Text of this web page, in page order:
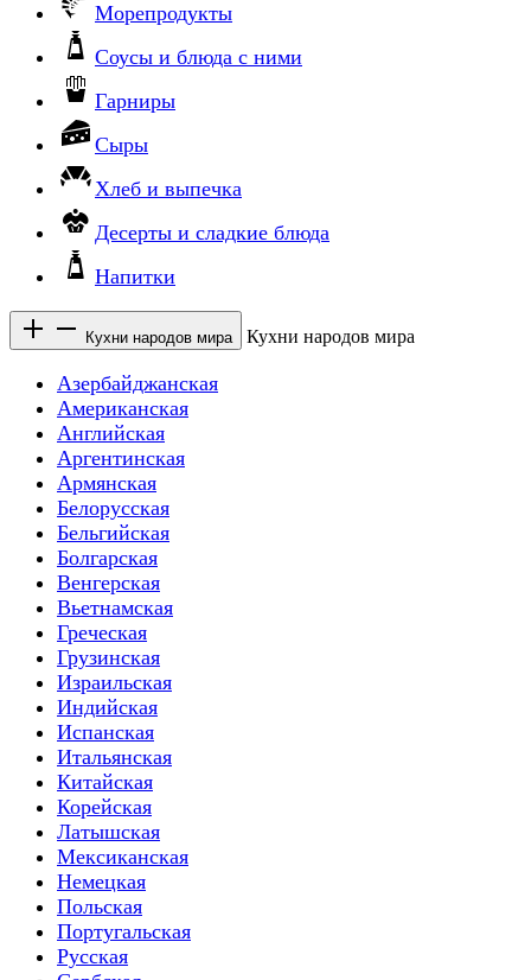
Морепродукты
Соусы и блюда с ними
Гарниры
Сыры
Хлеб и выпечка
Десерты и сладкие блюда
Напитки
Кухни народов мира Кухни народов мира
Азербайджанская
Американская
Английская
Аргентинская
Армянская
Белорусская
Бельгийская
Болгарская
Венгерская
Вьетнамская
Греческая
Грузинская
Израильская
Индийская
Испанская
Итальянская
Китайская
Корейская
Латышская
Мексиканская
Немецкая
Польская
Португальская
Русская